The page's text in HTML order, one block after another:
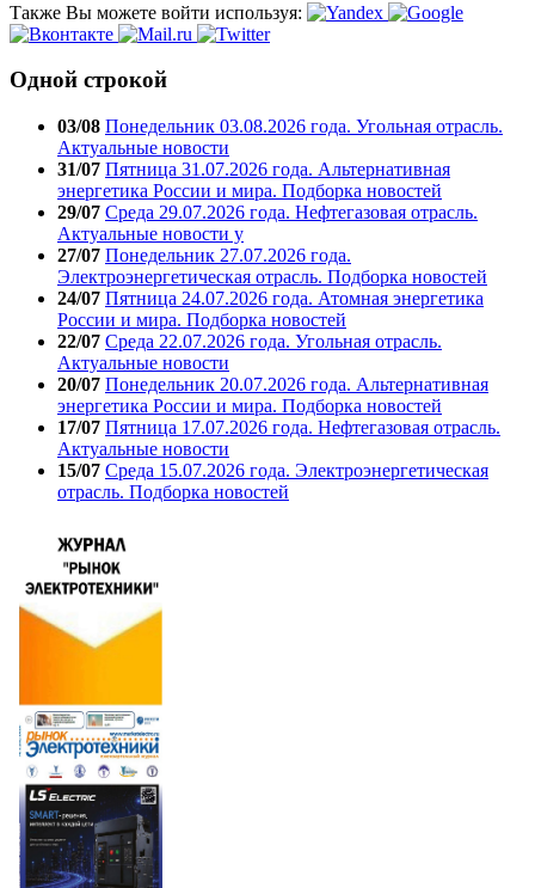
Также Вы можете войти используя:
Одной строкой
03/08 Понедельник 03.08.2026 года. Угольная отрасль.
Актуальные новости
31/07 Пятница 31.07.2026 года. Альтернативная
энергетика России и мира. Подборка новостей
29/07 Среда 29.07.2026 года. Нефтегазовая отрасль.
Актуальные новости у
27/07 Понедельник 27.07.2026 года.
Электроэнергетическая отрасль. Подборка новостей
24/07 Пятница 24.07.2026 года. Атомная энергетика
России и мира. Подборка новостей
22/07 Среда 22.07.2026 года. Угольная отрасль.
Актуальные новости
20/07 Понедельник 20.07.2026 года. Альтернативная
энергетика России и мира. Подборка новостей
17/07 Пятница 17.07.2026 года. Нефтегазовая отрасль.
Актуальные новости
15/07 Среда 15.07.2026 года. Электроэнергетическая
отрасль. Подборка новостей